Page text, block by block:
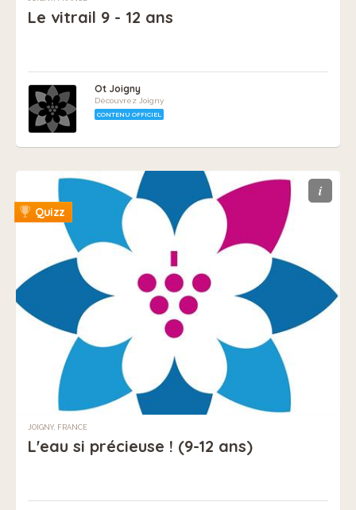
Le vitrail 9 - 12 ans
Ot Joigny
Découvrez Joigny
CONTENU OFFICIEL
i
Quizz
JOIGNY, FRANCE
L'eau si précieuse ! (9-12 ans)